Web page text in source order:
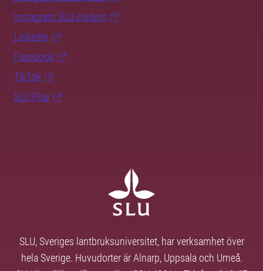
Instagram SLU.student
LinkedIn
Facebook
TikTok
SLU Play
SLU, Sveriges lantbruksuniversitet, har verksamhet över
hela Sverige. Huvudorter är Alnarp, Uppsala och Umeå.